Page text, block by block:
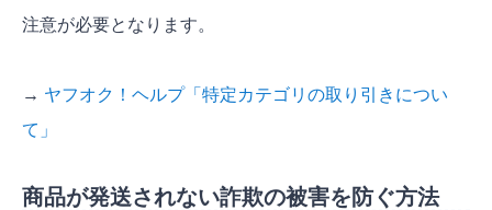
注意が必要となります。
→ ヤフオク！ヘルプ「特定カテゴリの取り引きについ
て」
商品が発送されない詐欺の被害を防ぐ方法